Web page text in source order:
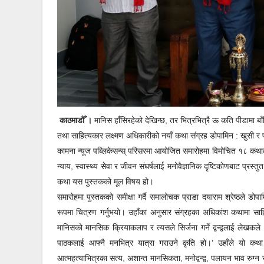
काठमाडौँ । मानिस हाँसिरहेको देखिन्छ, तर भित्रभित्रै ऊ कति पीडामा
तथा साहित्यकार लक्ष्मण अधिकारीको नयाँ कथा संग्रह डोपामिन : खुसी र
कामना न्यूज पब्लिकेसन्स् परिसरमा आयोजित समारोहमा विमोचित १८
न्याय, स्वास्थ्य सेवा र जीवन संघर्षलाई मनोवैज्ञानिक दृष्टिकोणबाट
कथा यस पुस्तकको मूल विषय हो।
समारोहमा पुस्तकको समीक्षा गर्दै समालोचक प्राडा दयाराम श्रेष्ठले
रूपमा चित्रण गर्नुभयो। उहाँका अनुसार संग्रहका अधिकांश कथामा
मानिसको मानसिक क्रियाकलाप र त्यसले सिर्जना गर्ने द्वन्द्वलाई
पाठकलाई आफ्नै मनभित्र यात्रा गराउने कृति हो।’ उहाँले यो कथा
आत्महत्याभित्रका सत्य, अशान्त मानसिकता, मनोद्वन्द्व, पलायन भाव